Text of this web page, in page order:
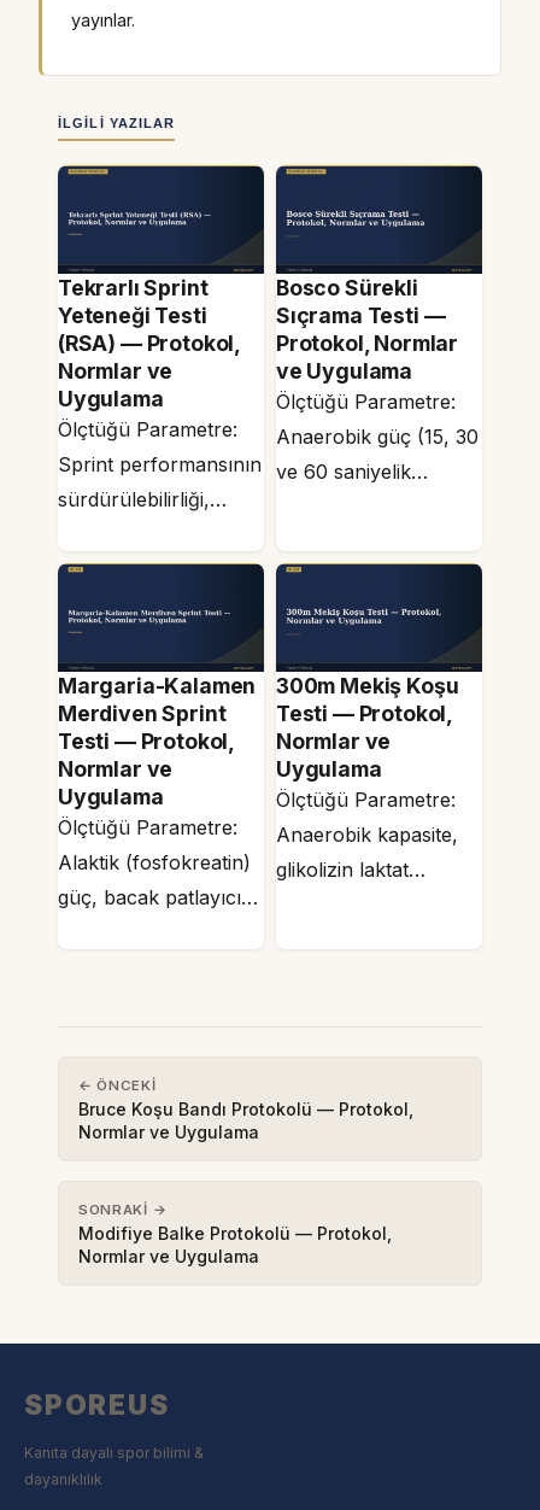
yayınlar.
İLGILI YAZILAR
Tekrarlı Sprint
Yeteneği Testi
(RSA) — Protokol,
Normlar ve
Uygulama
Ölçtüğü Parametre:
Sprint performansının
sürdürülebilirliği,
direnç Zorluk Düzeyi:
Anaerobik Protokol
Tekrarlı…
Bosco Sürekli
Sıçrama Testi —
Protokol, Normlar
ve Uygulama
Ölçtüğü Parametre:
Anaerobik güç (15, 30
ve 60 saniyelik
Zorluk…
Margaria-Kalamen
Merdiven Sprint
Testi — Protokol,
Normlar ve
Uygulama
Ölçtüğü Parametre:
Alaktik (fosfokreatin)
güç, bacak patlayıcı
300m Mekiş Koşu
Testi — Protokol,
Normlar ve
Uygulama
Ölçtüğü Parametre:
Anaerobik kapasite,
glikolizin laktat
← ÖNCEKI
Bruce Koşu Bandı Protokolü — Protokol,
Normlar ve Uygulama
SONRAKI →
Modifiye Balke Protokolü — Protokol,
Normlar ve Uygulama
SPOREUS
Kanıta dayalı spor bilimi &
dayanıklılık